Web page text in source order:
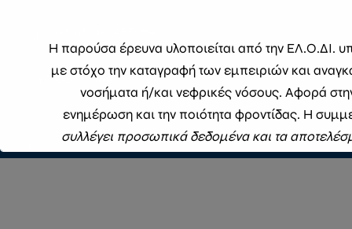
ΥΠΟΒΟΛΗ
Copyright © 2026 ΕΛΛΗΝΙΚΗ ΟΜΟΣΠΟΝΔΙΑ ΓΙΑ ΤΟΝ ΔΙΑΒΗΤΗ
Η παρούσα έρευνα υλοποιείται από την ΕΛ.Ο.ΔΙ.
με στόχο την καταγραφή των εμπειριών και
νοσήματα ή/και νεφρικές νόσους. Αφορά
ενημέρωση και την ποιότητα φροντίδας. Η
συλλέγει προσωπικά δεδομένα και τα